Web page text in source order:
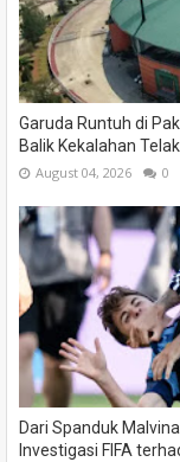
Garuda Runtuh di
Balik Kekalahan
August 04, 2026 0
Dari Spanduk
Investigasi FIFA